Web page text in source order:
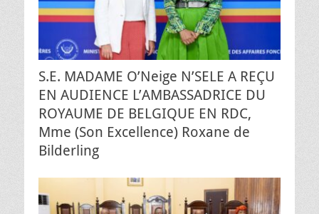
S.E. MADAME O’Neige N’SELE A REÇU
EN AUDIENCE L’AMBASSADRICE DU
ROYAUME DE BELGIQUE EN RDC,
Mme (Son Excellence) Roxane de
Bilderling